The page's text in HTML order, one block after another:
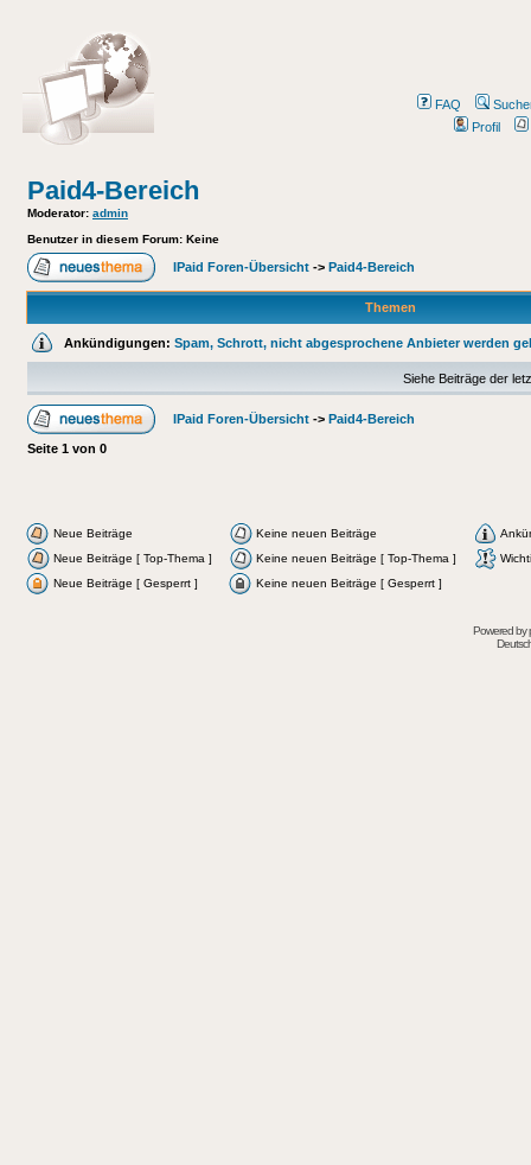
FAQ
Profil
Paid4-Bereich
Moderator: admin
Benutzer in diesem Forum: Keine
IPaid Foren-Übersicht -> Paid4-Bereich
Themen
Ankündigungen: Spam, Schrott, nicht abgesprochene Anbieter werden
Siehe Beiträge der
IPaid Foren-Übersicht -> Paid4-Bereich
Seite 1 von 0
Neue Beiträge Keine neuen Beiträge
Neue Beiträge [ Top-Thema ]
Keine neuen Beiträge [ Top-Thema ]
Neue Beiträge [ Gesperrt ]
Keine neuen Beiträge [ Gesperrt ]
Powered by